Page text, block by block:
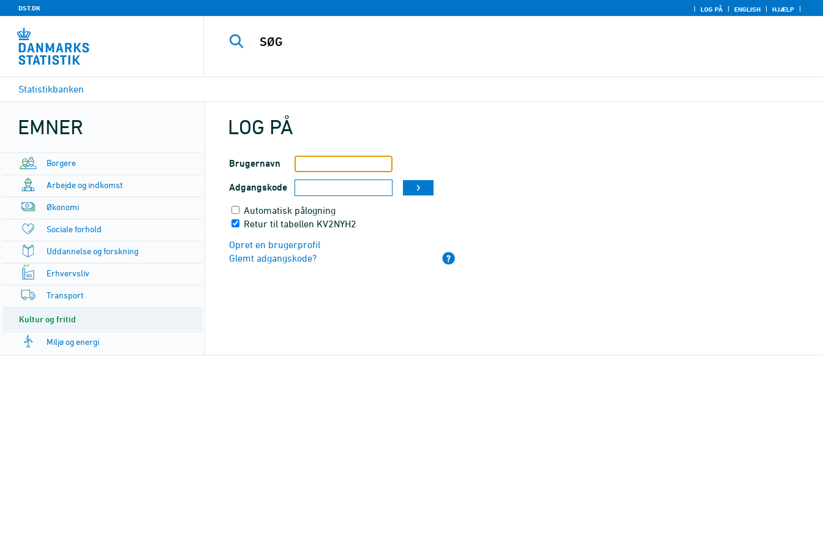
DST.DK LOG PÅ ENGLISH HJÆLP
Statistikbanken
EMNER
Borgere
Arbejde og indkomst
Økonomi
Sociale forhold
Uddannelse og forskning
Erhvervsliv
Transport
Kultur og fritid
Miljø og energi
LOG PÅ
Brugernavn
Adgangskode
Automatisk pålogning
Retur til tabellen KV2NYH2
Opret en brugerprofil
Glemt adgangskode?